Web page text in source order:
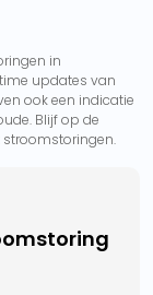
in
updates van
ook een indicatie
Blijf op de
stroomstoringen.